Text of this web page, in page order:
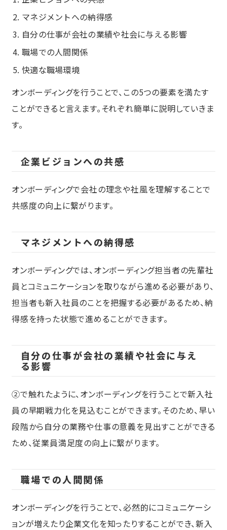
マネジメントへの納得感
自分の仕事が会社の業績や社会に与える影響
職場での人間関係
快適な職場環境
オンボーディングを行うことで、この5つの要素を満たす
ことができると言えます。それぞれ簡単に説明していきま
す。
企業ビジョンへの共感
オンボーディングで会社の理念や社風を理解することで
共感度の向上に繋がります。
マネジメントへの納得感
オンボーディングでは、オンボーディング担当者の先輩社
員とコミュニケーションを取りながら進める必要があり、
担当者も新入社員のことを把握する必要があるため、納
得感を持った状態で進めることができます。
自分の仕事が会社の業績や社会に与え
る影響
②で触れたように、オンボーディングを行うことで新入社
員の早期戦力化を見込むことができます。そのため、早い
段階から自分の業務や仕事の意義を見出すことができる
ため、従業員満足度の向上に繋がります。
職場での人間関係
オンボーディングを行うことで、必然的にコミュニケーシ
ョンが増えたり企業文化を知ったりすることができ、新入